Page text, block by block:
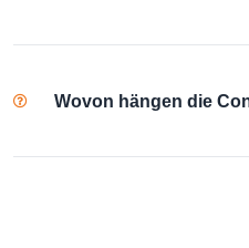
Wovon hängen die